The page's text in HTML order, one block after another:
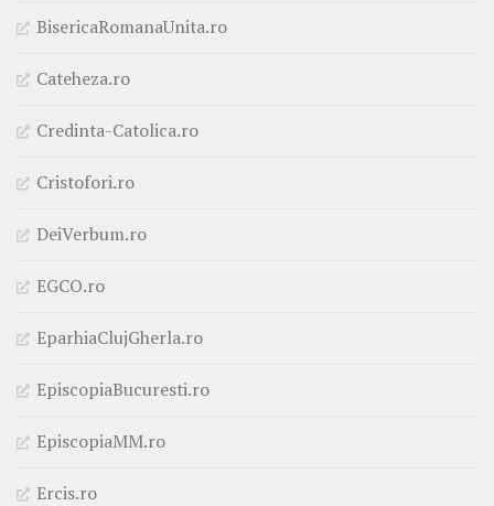
BisericaRomanaUnita.ro
Cateheza.ro
Credinta-Catolica.ro
Cristofori.ro
DeiVerbum.ro
EGCO.ro
EparhiaClujGherla.ro
EpiscopiaBucuresti.ro
EpiscopiaMM.ro
Ercis.ro